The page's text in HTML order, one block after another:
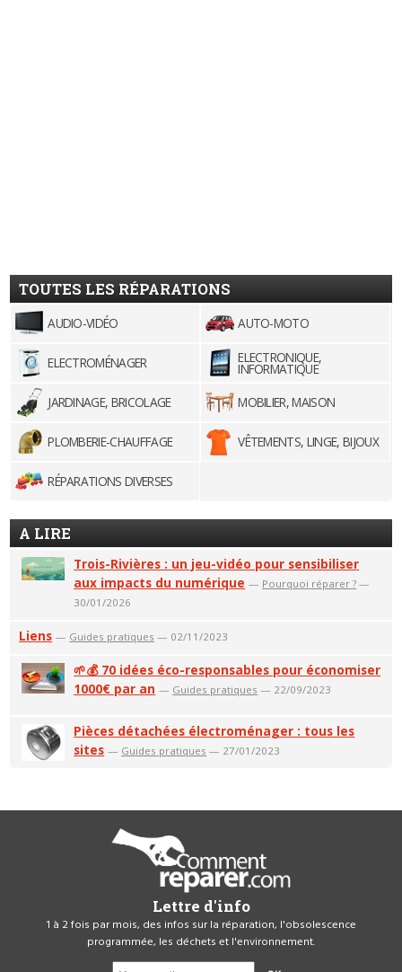
TOUTES LES RÉPARATIONS
AUDIO-VIDÉO AUTO-MOTO
ELECTROMÉNAGER ELECTRONIQUE,
INFORMATIQUE
JARDINAGE, BRICOLAGE
MOBILIER, MAISON
PLOMBERIE-CHAUFFAGE VÊTEMENTS, LINGE, BIJOUX
RÉPARATIONS DIVERSES
A LIRE
Trois-Rivières : un jeu-vidéo pour sensibiliser
aux impacts du numérique — Pourquoi réparer ? —
30/01/2026
Liens — Guides pratiques — 02/11/2023
🌱💰 70 idées éco-responsables pour économiser
1000€ par an — Guides pratiques — 22/09/2023
Pièces détachées électroménager : tous les
sites — Guides pratiques — 27/01/2023
Lettre d'info
1 à 2 fois par mois, des infos sur la réparation, l'obsolescence
programmée, les déchets et l'environnement.